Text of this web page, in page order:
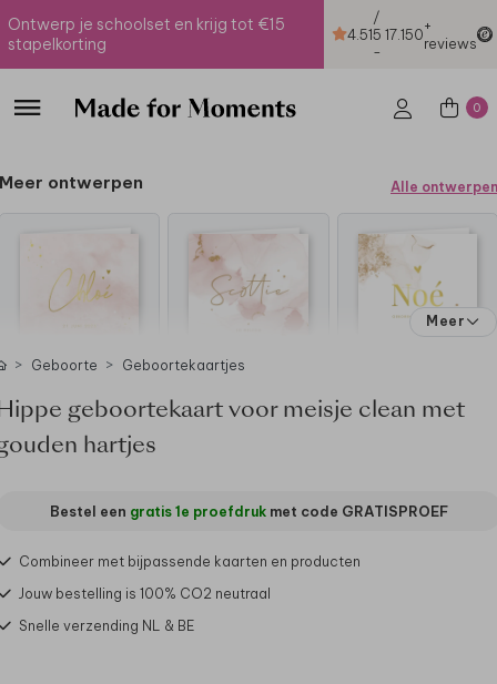
Ontwerp je schoolset en krijg tot €15
stapelkorting
4.51
/
5
-
17.150+
reviews
0
Meer ontwerpen Alle ontwerpen
Meer
Geboorte Geboortekaartjes
geboortekaart voor meisje clean met
hartjes
Bestel een gratis 1e proefdrukmet code GRATISPROEF
Combineer met bijpassende kaarten en producten
Jouw bestelling is 100% CO2 neutraal
Snelle verzending NL & BE